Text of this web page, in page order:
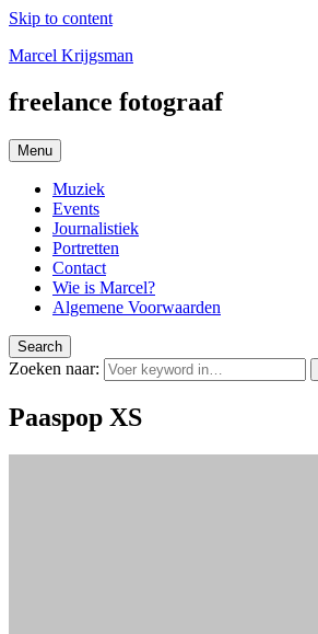
Skip to content
Marcel Krijgsman
freelance fotograaf
Menu
Muziek
Events
Journalistiek
Portretten
Contact
Wie is Marcel?
Algemene Voorwaarden
Search
Zoeken naar:
Paaspop XS